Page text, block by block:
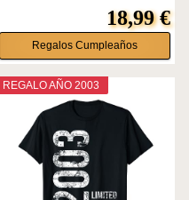
18,99 €
Regalos Cumpleaños
REGALO AÑO 2003